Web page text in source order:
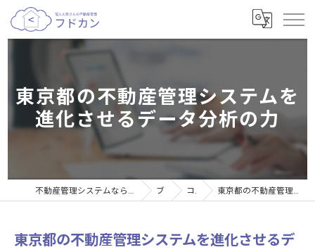
東京都の不動産管理システムを
進化させるデータ分析の力
不動産管理システムなら個人大家さんの不動産管理サービスフドカン ブログ コラム 東京都の不動産管理システムを進化させるデータ分析の力
東京都の不動産管理システムを進化させるデ